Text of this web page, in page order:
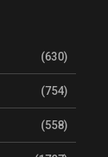
(630)
(754)
(558)